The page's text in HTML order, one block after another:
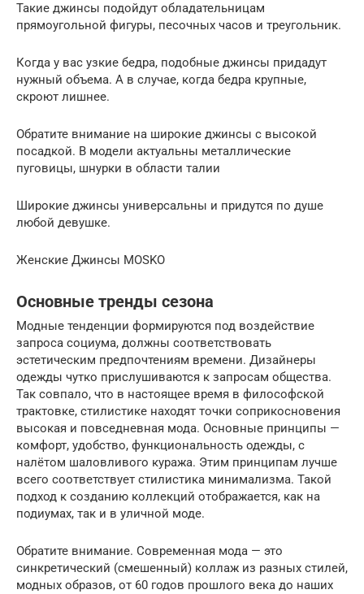
Такие джинсы подойдут обладательницам
прямоугольной фигуры, песочных часов и треугольник.
Когда у вас узкие бедра, подобные джинсы придадут
нужный объема. А в случае, когда бедра крупные,
скроют лишнее.
Обратите внимание на широкие джинсы с высокой
посадкой. В модели актуальны металлические
пуговицы, шнурки в области талии
Широкие джинсы универсальны и придутся по душе
любой девушке.
Женские Джинсы MOSKO
Основные тренды сезона
Модные тенденции формируются под воздействие
запроса социума, должны соответствовать
эстетическим предпочтениям времени. Дизайнеры
одежды чутко прислушиваются к запросам общества.
Так совпало, что в настоящее время в философской
трактовке, стилистике находят точки соприкосновения
высокая и повседневная мода. Основные принципы —
комфорт, удобство, функциональность одежды, с
налётом шаловливого куража. Этим принципам лучше
всего соответствует стилистика минимализма. Такой
подход к созданию коллекций отображается, как на
подиумах, так и в уличной моде.
Обратите внимание. Современная мода — это
синкретический (смешенный) коллаж из разных стилей,
модных образов, от 60 годов прошлого века до наших